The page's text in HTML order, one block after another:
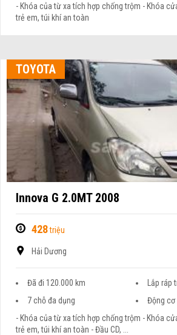
- Khóa của từ xa tích hợp chống trộm - Khóa
trẻ em, túi khí an toàn
TOYOTA
Innova G 2.0MT 2008
428triệu
Hải Dương
Đã đi 120.000 km
Lắp
7 chỗ đa dụng
Động cơ
- Khóa của từ xa tích hợp chống trộm - Khóa
trẻ em, túi khí an toàn - Đầu CD, ...